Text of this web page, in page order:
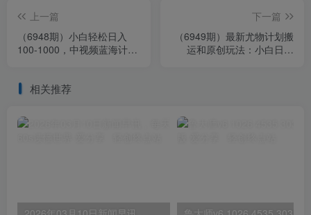
上一篇
（6948期）小白轻松日入
100-1000，中视频蓝海计
下一篇
（6949期）最新尤物计划搬
运和原创玩法：小白日入
相关推荐